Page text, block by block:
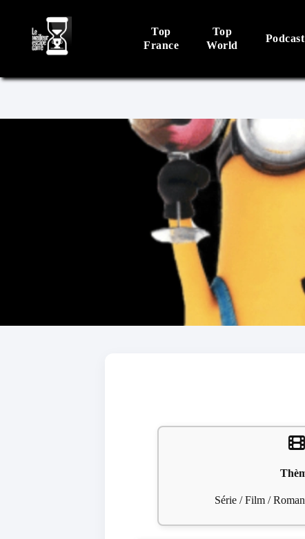
Top
France
Top
World
Podcast
Série / Film /